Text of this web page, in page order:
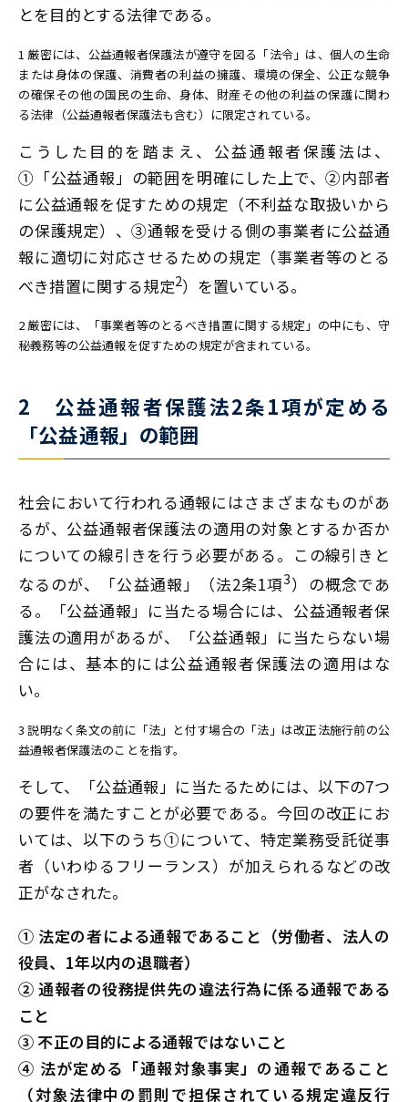
とを目的とする法律である。
1 厳密には、公益通報者保護法が遵守を図る「法令」は、個人の生命
または身体の保護、消費者の利益の擁護、環境の保全、公正な競争
の確保その他の国民の生命、身体、財産その他の利益の保護に関わ
る法律（公益通報者保護法も含む）に限定されている。
こうした目的を踏まえ、公益通報者保護法は、
①「公益通報」の範囲を明確にした上で、②内部者
に公益通報を促すための規定（不利益な取扱いから
の保護規定）、③通報を受ける側の事業者に公益通
報に適切に対応させるための規定（事業者等のとる
べき措置に関する規定2）を置いている。
2 厳密には、「事業者等のとるべき措置に関する規定」の中にも、守
秘義務等の公益通報を促すための規定が含まれている。
2 公益通報者保護法2条1項が定める
「公益通報」の範囲
社会において行われる通報にはさまざまなものがあ
るが、公益通報者保護法の適用の対象とするか否か
についての線引きを行う必要がある。この線引きと
なるのが、「公益通報」（法2条1項3）の概念であ
る。「公益通報」に当たる場合には、公益通報者保
護法の適用があるが、「公益通報」に当たらない場
合には、基本的には公益通報者保護法の適用はな
い。
3 説明なく条文の前に「法」と付す場合の「法」は改正法施行前の公
益通報者保護法のことを指す。
そして、「公益通報」に当たるためには、以下の7つ
の要件を満たすことが必要である。今回の改正にお
いては、以下のうち①について、特定業務受託従事
者（いわゆるフリーランス）が加えられるなどの改
正がなされた。
① 法定の者による通報であること（労働者、法人の
役員、1年以内の退職者）
② 通報者の役務提供先の違法行為に係る通報である
こと
③ 不正の目的による通報ではないこと
④ 法が定める「通報対象事実」の通報であること
（対象法律中の罰則で担保されている規定違反行